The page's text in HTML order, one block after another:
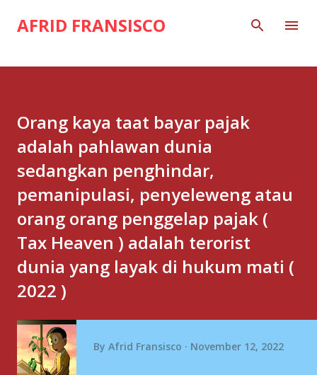
Skip to main content
AFRID FRANSISCO
Orang kaya taat bayar pajak
adalah pahlawan dunia
sedangkan penghindar,
pemanipulasi, penyeleweng atau
orang orang penggelap pajak (
Tax Heaven ) adalah terorist
dunia yang layak di hukum mati (
2022 )
By Afrid Fransisco November 12, 2022